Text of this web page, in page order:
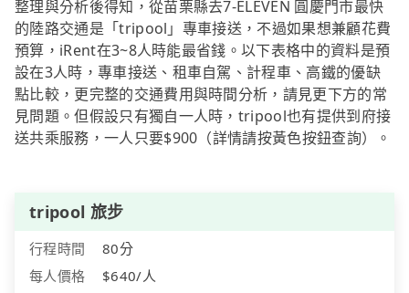
整理與分析後得知，從苗栗縣去7-ELEVEN 圓慶門市最快
的陸路交通是「tripool」專車接送，不過如果想兼顧花費
預算，iRent在3~8人時能最省錢。以下表格中的資料是預
設在3人時，專車接送、租車自駕、計程車、高鐵的優缺
點比較，更完整的交通費用與時間分析，請見更下方的常
見問題。但假設只有獨自一人時，tripool也有提供到府接
送共乘服務，一人只要$900（詳情請按黃色按鈕查詢）。
tripool 旅步
行程時間
80分
每人價格
$640/人